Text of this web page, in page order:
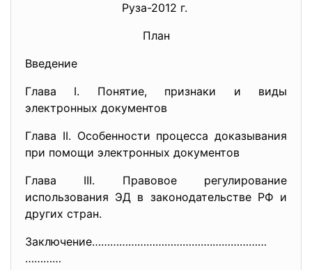
Руза-2012 г.
План
Введение
Глава I. Понятие, признаки и виды
электронных документов
Глава II. Особенности процесса доказывания
при помощи электронных документов
Глава III. Правовое регулирование
использования ЭД в законодательстве РФ и
других стран.
Заключение………………………………….………………
…………